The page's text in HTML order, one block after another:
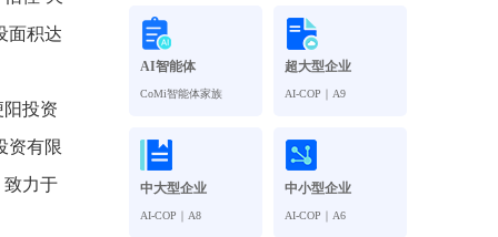
控 企业人力穿透合规管控
AI智能体
CoMi智能体家族
超大型企业
AI-COP｜A9
中大型企业
AI-COP｜A8
中小型企业
AI-COP｜A6
面积达
投资
资有限
致力于